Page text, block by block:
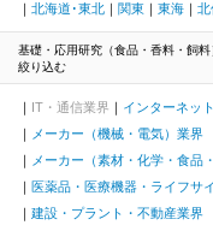
北海道･東北 関東 東海 北
基礎・応用研究（食品・香料・飼
絞り込む
IT・通信業界
インターネッ
メーカー（機械・電気）業界
メーカー（素材・化学・食品
医薬品・医療機器・ライフサ
建設・プラント・不動産業界